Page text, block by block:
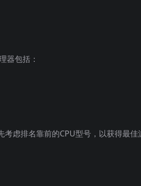
器包括：
虑排名靠前的CPU型号，以获得最佳